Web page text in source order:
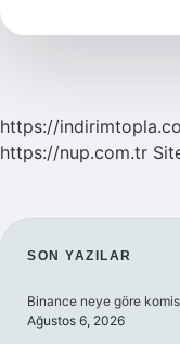
https://
https://nup.com.tr
SON YAZILAR
Binance neye göre
Ağustos 6, 2026